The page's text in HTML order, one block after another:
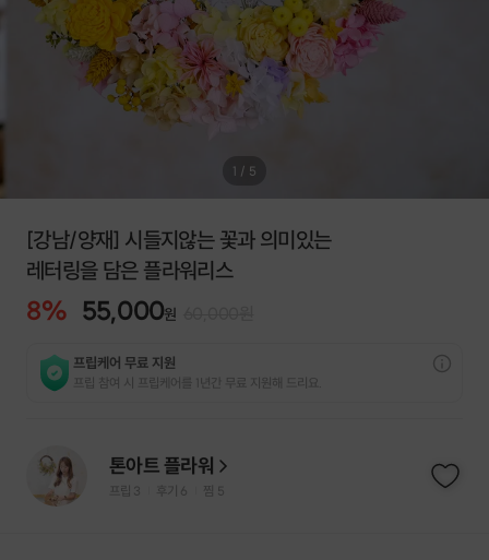
1 / 5
[강남/양재] 시들지않는 꽃과 의미있는
레터링을 담은 플라워리스
8% 55,000원
프립케어 무료 지원
프립 참여 시 프립케어를 1년간 무료 지원해 드리요.
톤아트 플라워
프립 3 후기 6 찜 5